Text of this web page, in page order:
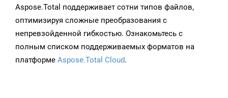
Aspose.Total поддерживает сотни типов файлов,
оптимизируя сложные преобразования с
непревзойденной гибкостью. Ознакомьтесь с
полным списком поддерживаемых форматов на
платформе Aspose.Total Cloud.